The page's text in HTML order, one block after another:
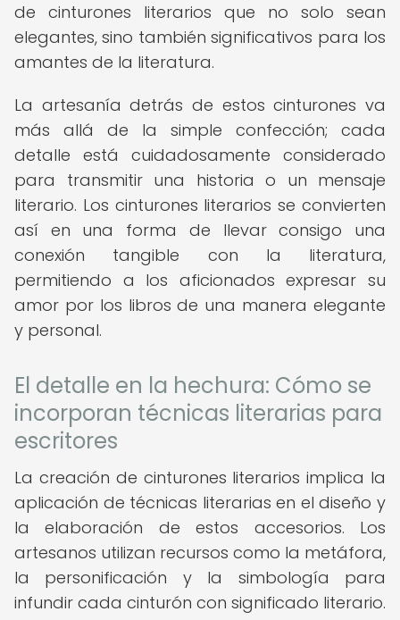
de cinturones literarios que no solo sean
elegantes, sino también significativos para los
amantes de la literatura.
La artesanía detrás de estos cinturones va
más allá de la simple confección; cada
detalle está cuidadosamente considerado
para transmitir una historia o un mensaje
literario. Los cinturones literarios se convierten
así en una forma de llevar consigo una
conexión tangible con la literatura,
permitiendo a los aficionados expresar su
amor por los libros de una manera elegante
y personal.
El detalle en la hechura: Cómo se
incorporan técnicas literarias para
escritores
La creación de cinturones literarios implica la
aplicación de técnicas literarias en el diseño y
la elaboración de estos accesorios. Los
artesanos utilizan recursos como la metáfora,
la personificación y la simbología para
infundir cada cinturón con significado literario.